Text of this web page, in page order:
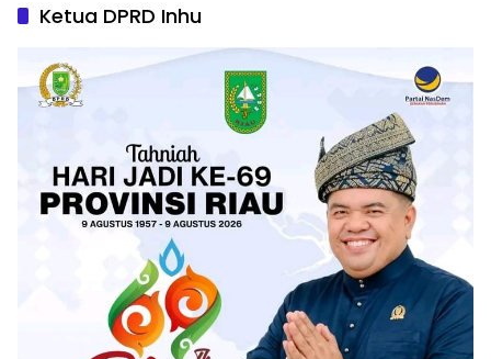
Ketua DPRD Inhu